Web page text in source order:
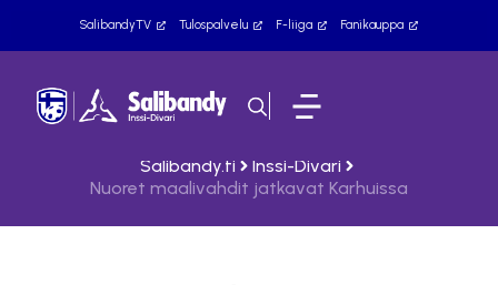
SalibandyTV Tulospalvelu F-liiga Fanikauppa
Salibandy.fi
Inssi-Divari
Nuoret maalivahdit jatkavat Karhuissa